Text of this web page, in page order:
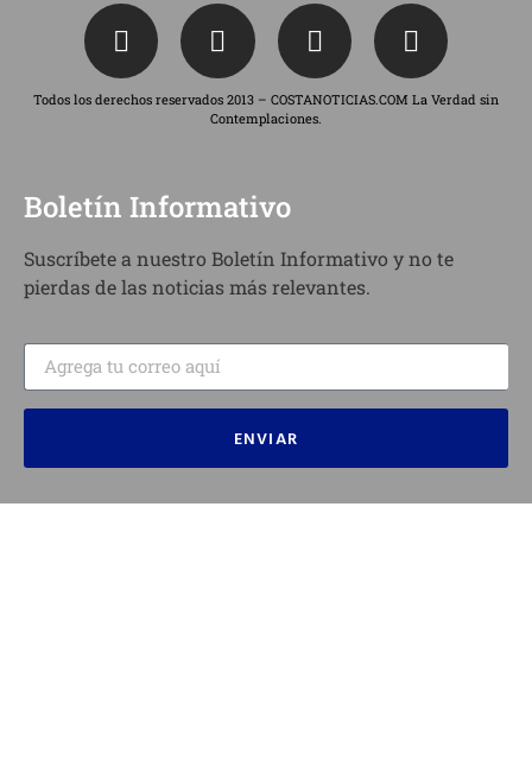
Todos los derechos reservados 2013 – COSTANOTICIAS.COM La Verdad sin
Contemplaciones.
Boletín Informativo
Suscríbete a nuestro Boletín Informativo y no te
pierdas de las noticias más relevantes.
ENVIAR